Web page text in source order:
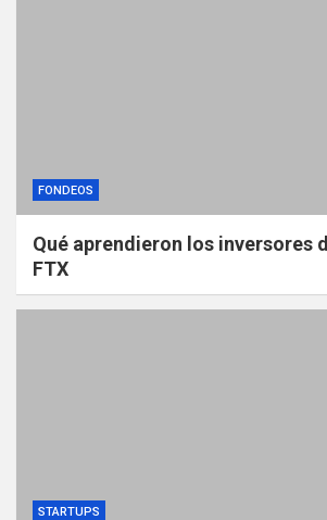
FONDEOS
Qué aprendieron los inversores
FTX
STARTUPS